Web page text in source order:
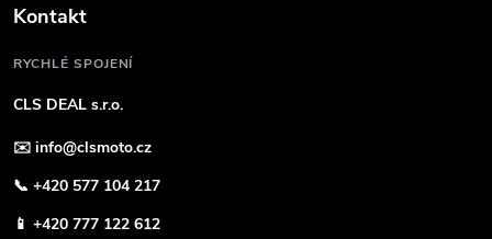
Kontakt
RYCHLÉ SPOJENÍ
CLS DEAL s.r.o.
✉️ info@clsmoto.cz
📞 +420 577 104 217
📱 +420 777 122 612